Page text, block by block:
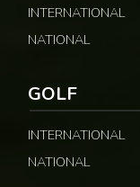
INTERNATIONAL
NATIONAL
GOLF
INTERNATIONAL
NATIONAL